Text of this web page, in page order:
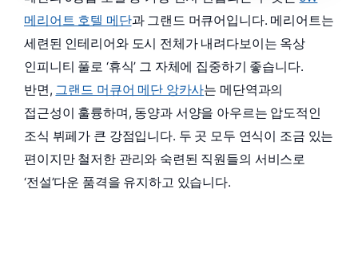
메리어트 호텔 메단과 그랜드 머큐어입니다. 메리어트는
세련된 인테리어와 도시 전체가 내려다보이는 옥상
인피니티 풀로 ‘휴식’ 그 자체에 집중하기 좋습니다.
반면, 그랜드 머큐어 메단 앙카사는 메단역과의
접근성이 훌륭하며, 동양과 서양을 아우르는 압도적인
조식 뷔페가 큰 강점입니다. 두 곳 모두 연식이 조금 있는
편이지만 철저한 관리와 숙련된 직원들의 서비스로
‘전설’다운 품격을 유지하고 있습니다.